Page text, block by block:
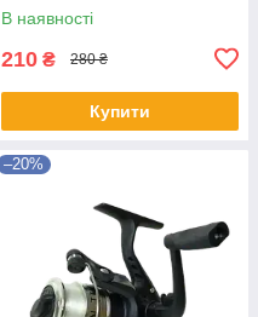
В наявності
210 ₴ 280 ₴
Купити
–20%